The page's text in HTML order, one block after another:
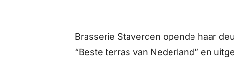
Brasserie Staverden opende haar
“Beste terras van Nederland” en